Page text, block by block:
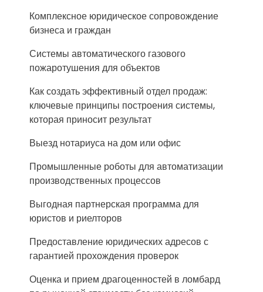
Комплексное юридическое сопровождение
бизнеса и граждан
Системы автоматического газового
пожаротушения для объектов
Как создать эффективный отдел продаж:
ключевые принципы построения системы,
которая приносит результат
Выезд нотариуса на дом или офис
Промышленные роботы для автоматизации
производственных процессов
Выгодная партнерская программа для
юристов и риелторов
Предоставление юридических адресов с
гарантией прохождения проверок
Оценка и прием драгоценностей в ломбард